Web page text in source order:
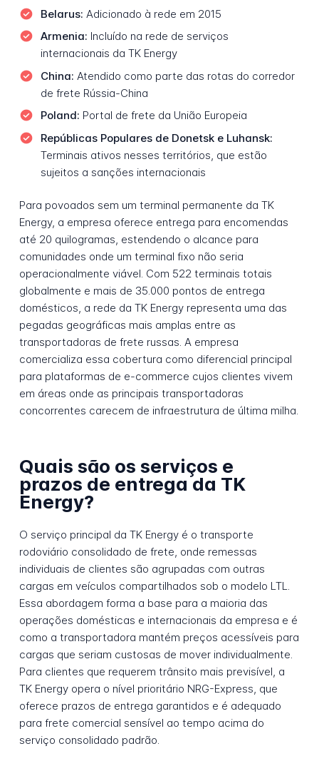
Belarus: Adicionado à rede em 2015
Armenia: Incluído na rede de serviços
internacionais da TK Energy
China: Atendido como parte das rotas do corredor
de frete Rússia-China
Poland: Portal de frete da União Europeia
Repúblicas Populares de Donetsk e Luhansk:
Terminais ativos nesses territórios, que estão
sujeitos a sanções internacionais
Para povoados sem um terminal permanente da TK
Energy, a empresa oferece entrega para encomendas
até 20 quilogramas, estendendo o alcance para
comunidades onde um terminal fixo não seria
operacionalmente viável. Com 522 terminais totais
globalmente e mais de 35.000 pontos de entrega
domésticos, a rede da TK Energy representa uma das
pegadas geográficas mais amplas entre as
transportadoras de frete russas. A empresa
comercializa essa cobertura como diferencial principal
para plataformas de e-commerce cujos clientes vivem
em áreas onde as principais transportadoras
concorrentes carecem de infraestrutura de última milha.
Quais são os serviços e
prazos de entrega da TK
Energy?
O serviço principal da TK Energy é o transporte
rodoviário consolidado de frete, onde remessas
individuais de clientes são agrupadas com outras
cargas em veículos compartilhados sob o modelo LTL.
Essa abordagem forma a base para a maioria das
operações domésticas e internacionais da empresa e é
como a transportadora mantém preços acessíveis para
cargas que seriam custosas de mover individualmente.
Para clientes que requerem trânsito mais previsível, a
TK Energy opera o nível prioritário NRG-Express, que
oferece prazos de entrega garantidos e é adequado
para frete comercial sensível ao tempo acima do
serviço consolidado padrão.